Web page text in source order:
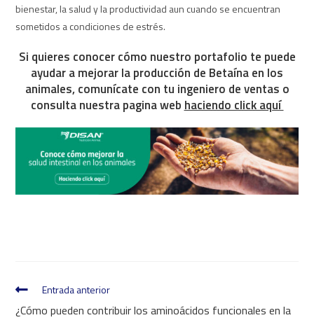
bienestar, la salud y la productividad aun cuando se encuentran
sometidos a condiciones de estrés.
Si quieres conocer cómo nuestro portafolio te puede
ayudar a mejorar la producción de Betaína en los
animales, comunícate con tu ingeniero de ventas o
consulta nuestra pagina web haciendo click aquí
Entrada anterior
¿Cómo pueden contribuir los aminoácidos funcionales en la